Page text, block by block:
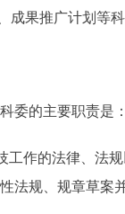
果推广计划等科
委的主要职责是
作的法律、法规
法规、规章草案